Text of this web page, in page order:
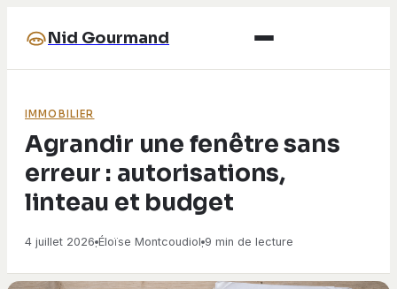
Nid Gourmand
IMMOBILIER
Agrandir une fenêtre sans
erreur : autorisations,
linteau et budget
4 juillet 2026·Éloïse Montcoudiol·9 min de lecture